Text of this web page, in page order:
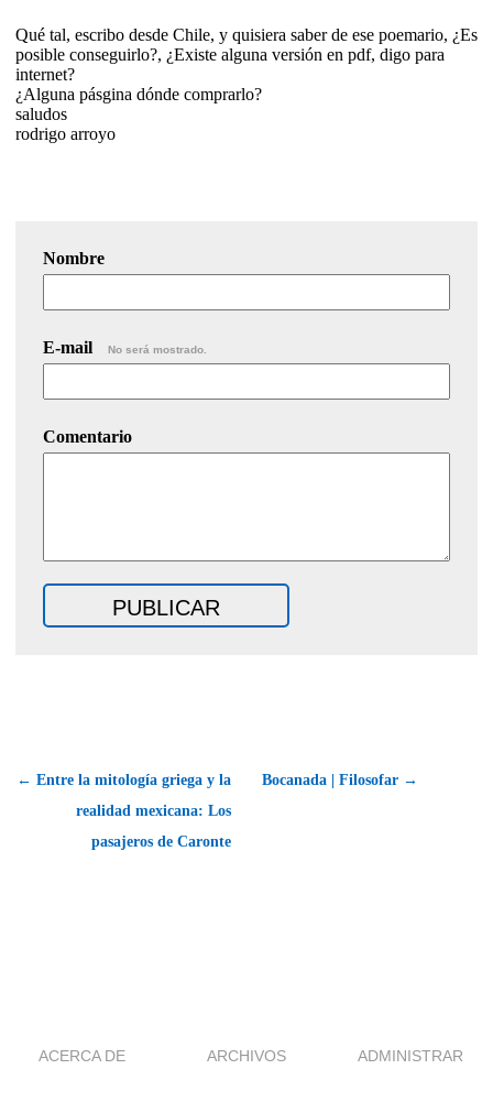
Qué tal, escribo desde Chile, y quisiera saber de ese poemario, ¿Es
posible conseguirlo?, ¿Existe alguna versión en pdf, digo para
internet?
¿Alguna pásgina dónde comprarlo?
saludos
rodrigo arroyo
Nombre
E-mail No será mostrado.
Comentario
← Entre la mitología griega y la
realidad mexicana: Los
pasajeros de Caronte
Bocanada | Filosofar →
ACERCA DE ARCHIVOS ADMINISTRAR